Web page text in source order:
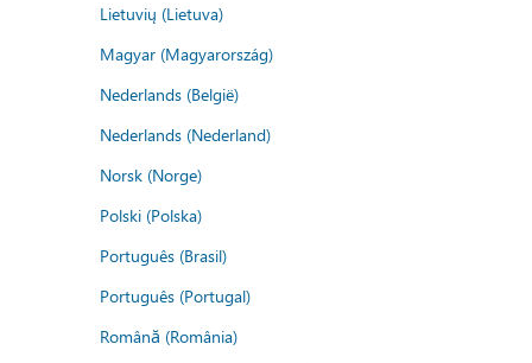
Lietuvių (Lietuva)
Magyar (Magyarország)
Nederlands (België)
Nederlands (Nederland)
Norsk (Norge)
Polski (Polska)
Português (Brasil)
Português (Portugal)
Română (România)